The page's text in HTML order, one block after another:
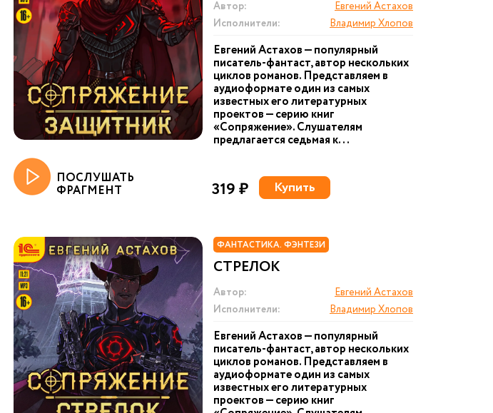
Автор:
Евгений Астахов
Исполнители:
Владимир Хлопов
Евгений Астахов — популярный
писатель-фантаст, автор нескольких
циклов романов. Представляем в
аудиоформате один из самых
известных его литературных
проектов — серию книг
«Сопряжение». Слушателям
предлагается седьмая к...
ПОСЛУШАТЬ
ФРАГМЕНТ 319 ₽ Купить
ФАНТАСТИКА. ФЭНТЕЗИ
СТРЕЛОК
Автор:
Евгений Астахов
Исполнители:
Владимир Хлопов
Евгений Астахов — популярный
писатель-фантаст, автор нескольких
циклов романов. Представляем в
аудиоформате один из самых
известных его литературных
проектов — серию книг